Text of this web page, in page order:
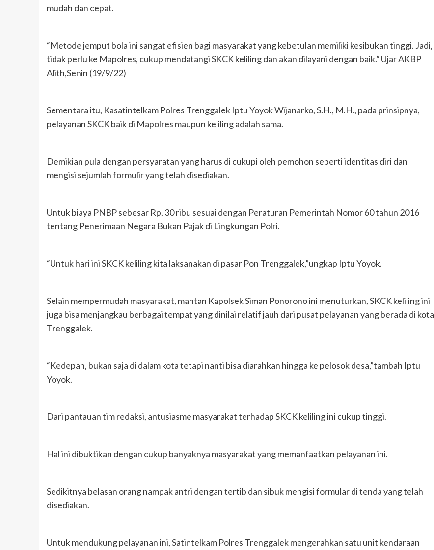
mudah dan cepat.
“Metode jemput bola ini sangat efisien bagi masyarakat yang kebetulan memiliki kesibukan tinggi. Jadi,
tidak perlu ke Mapolres, cukup mendatangi SKCK keliling dan akan dilayani dengan baik.” Ujar AKBP
Alith,Senin (19/9/22)
Sementara itu, Kasatintelkam Polres Trenggalek Iptu Yoyok Wijanarko, S.H., M.H., pada prinsipnya,
pelayanan SKCK baik di Mapolres maupun keliling adalah sama.
Demikian pula dengan persyaratan yang harus di cukupi oleh pemohon seperti identitas diri dan
mengisi sejumlah formulir yang telah disediakan.
Untuk biaya PNBP sebesar Rp. 30 ribu sesuai dengan Peraturan Pemerintah Nomor 60 tahun 2016
tentang Penerimaan Negara Bukan Pajak di Lingkungan Polri.
“Untuk hari ini SKCK keliling kita laksanakan di pasar Pon Trenggalek,”ungkap Iptu Yoyok.
Selain mempermudah masyarakat, mantan Kapolsek Siman Ponorono ini menuturkan, SKCK keliling ini
juga bisa menjangkau berbagai tempat yang dinilai relatif jauh dari pusat pelayanan yang berada di kota
Trenggalek.
“Kedepan, bukan saja di dalam kota tetapi nanti bisa diarahkan hingga ke pelosok desa,”tambah Iptu
Yoyok.
Dari pantauan tim redaksi, antusiasme masyarakat terhadap SKCK keliling ini cukup tinggi.
Hal ini dibuktikan dengan cukup banyaknya masyarakat yang memanfaatkan pelayanan ini.
Sedikitnya belasan orang nampak antri dengan tertib dan sibuk mengisi formular di tenda yang telah
disediakan.
Untuk mendukung pelayanan ini, Satintelkam Polres Trenggalek mengerahkan satu unit kendaraan